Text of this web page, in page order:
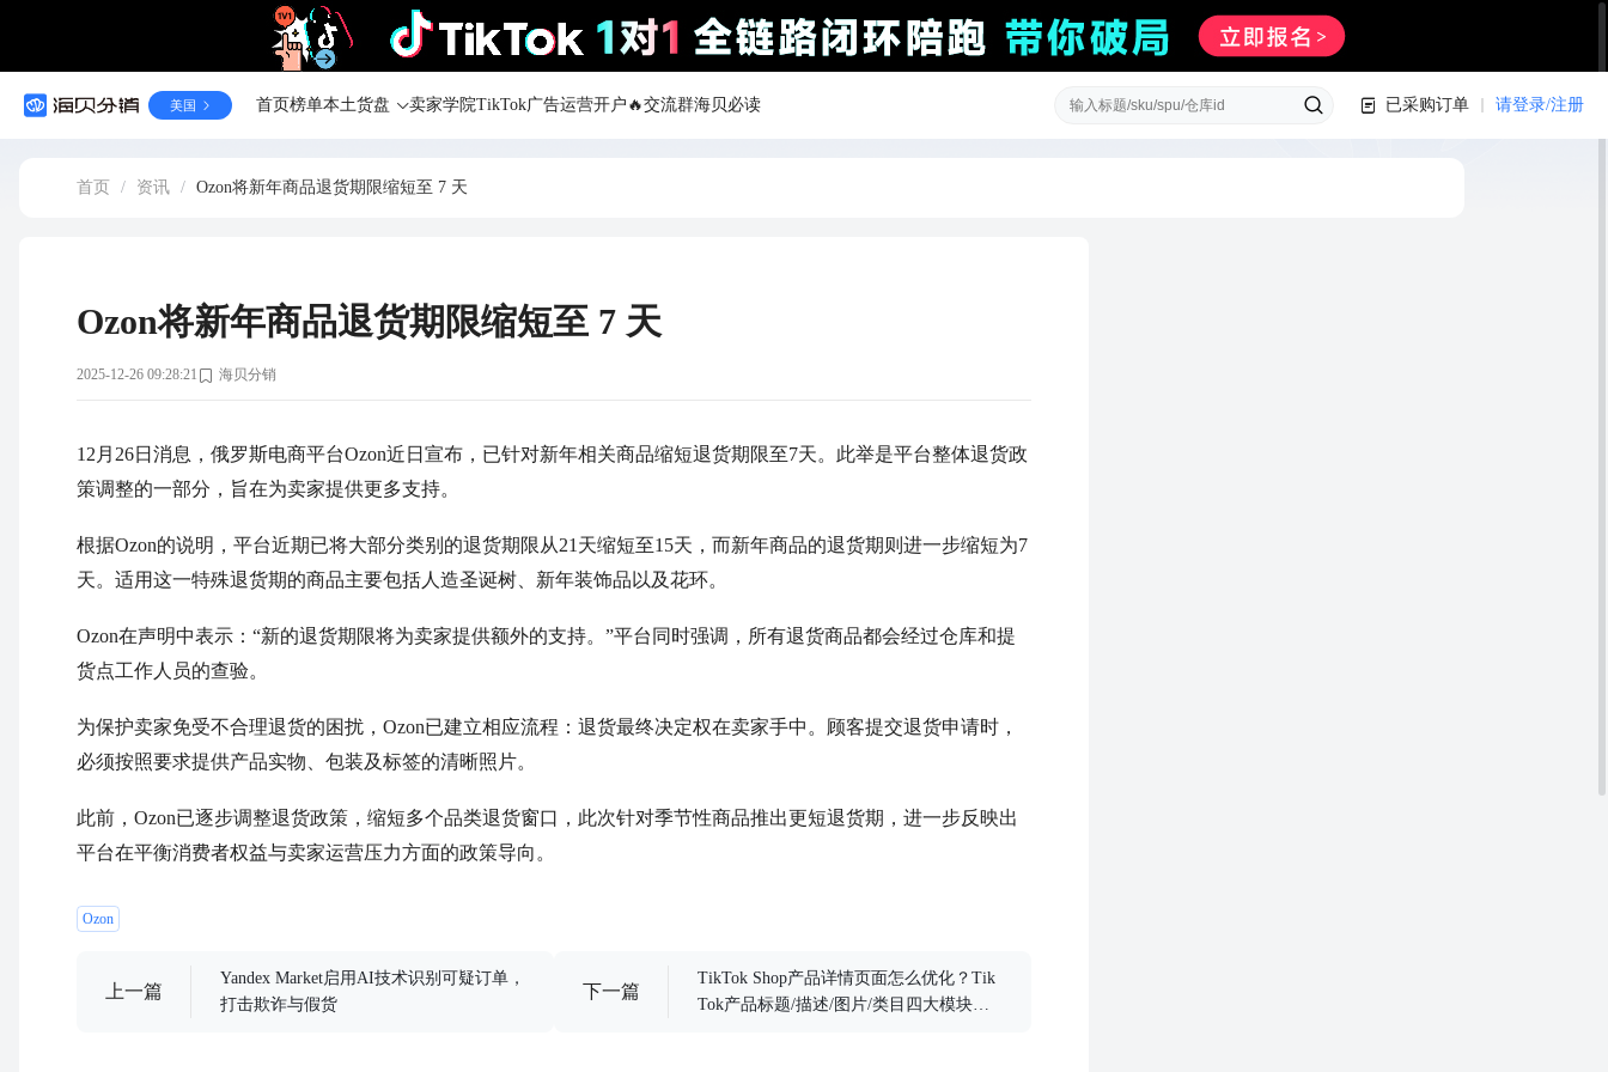
美国 首页榜单本土货盘 卖家学院TikTok广告运营开户 🔥交流群海贝必读 已采购订单 请登录/注册
首页 / 资讯 / Ozon将新年商品退货期限缩短至 7 天
Ozon将新年商品退货期限缩短至 7 天
2025-12-26 09:28:21 海贝分销
12月26日消息，俄罗斯电商平台Ozon近日宣布，已针对新年相关商品缩短退货期限至7天。此举是平台整体退货政
策调整的一部分，旨在为卖家提供更多支持。
根据Ozon的说明，平台近期已将大部分类别的退货期限从21天缩短至15天，而新年商品的退货期则进一步缩短为7
天。适用这一特殊退货期的商品主要包括人造圣诞树、新年装饰品以及花环。
Ozon在声明中表示：“新的退货期限将为卖家提供额外的支持。”平台同时强调，所有退货商品都会经过仓库和提
货点工作人员的查验。
为保护卖家免受不合理退货的困扰，Ozon已建立相应流程：退货最终决定权在卖家手中。顾客提交退货申请时，
必须按照要求提供产品实物、包装及标签的清晰照片。
此前，Ozon已逐步调整退货政策，缩短多个品类退货窗口，此次针对季节性商品推出更短退货期，进一步反映出
平台在平衡消费者权益与卖家运营压力方面的政策导向。
Ozon
上一篇
Yandex Market启用AI技术识别可疑订单，
打击欺诈与假货
下一篇
TikTok Shop产品详情页面怎么优化？Tik
Tok产品标题/描述/图片/类目四大模块优